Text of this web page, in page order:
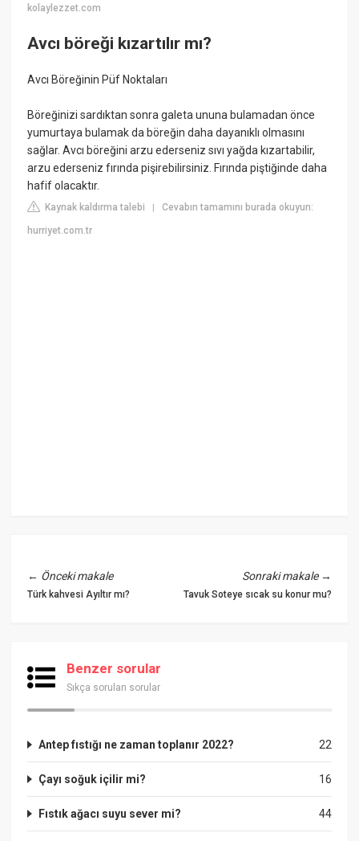
kolaylezzet.com
Avcı böreği kızartılır mı?
Avcı Böreğinin Püf Noktaları
Böreğinizi sardıktan sonra galeta ununa bulamadan önce
yumurtaya bulamak da böreğin daha dayanıklı olmasını
sağlar. Avcı böreğini arzu ederseniz sıvı yağda kızartabilir,
arzu ederseniz fırında pişirebilirsiniz. Fırında piştiğinde daha
hafif olacaktır.
Kaynak kaldırma talebi |Cevabın tamamını burada okuyun:
hurriyet.com.tr
← Önceki makale
Türk kahvesi Ayıltır mı?
Sonraki makale→
Tavuk Soteye sıcak su konur mu?
Benzer sorular
Sıkça sorulan sorular
22
Antep fıstığı ne zaman toplanır 2022?
16
Çayı soğuk içilir mi?
44
Fıstık ağacı suyu sever mi?